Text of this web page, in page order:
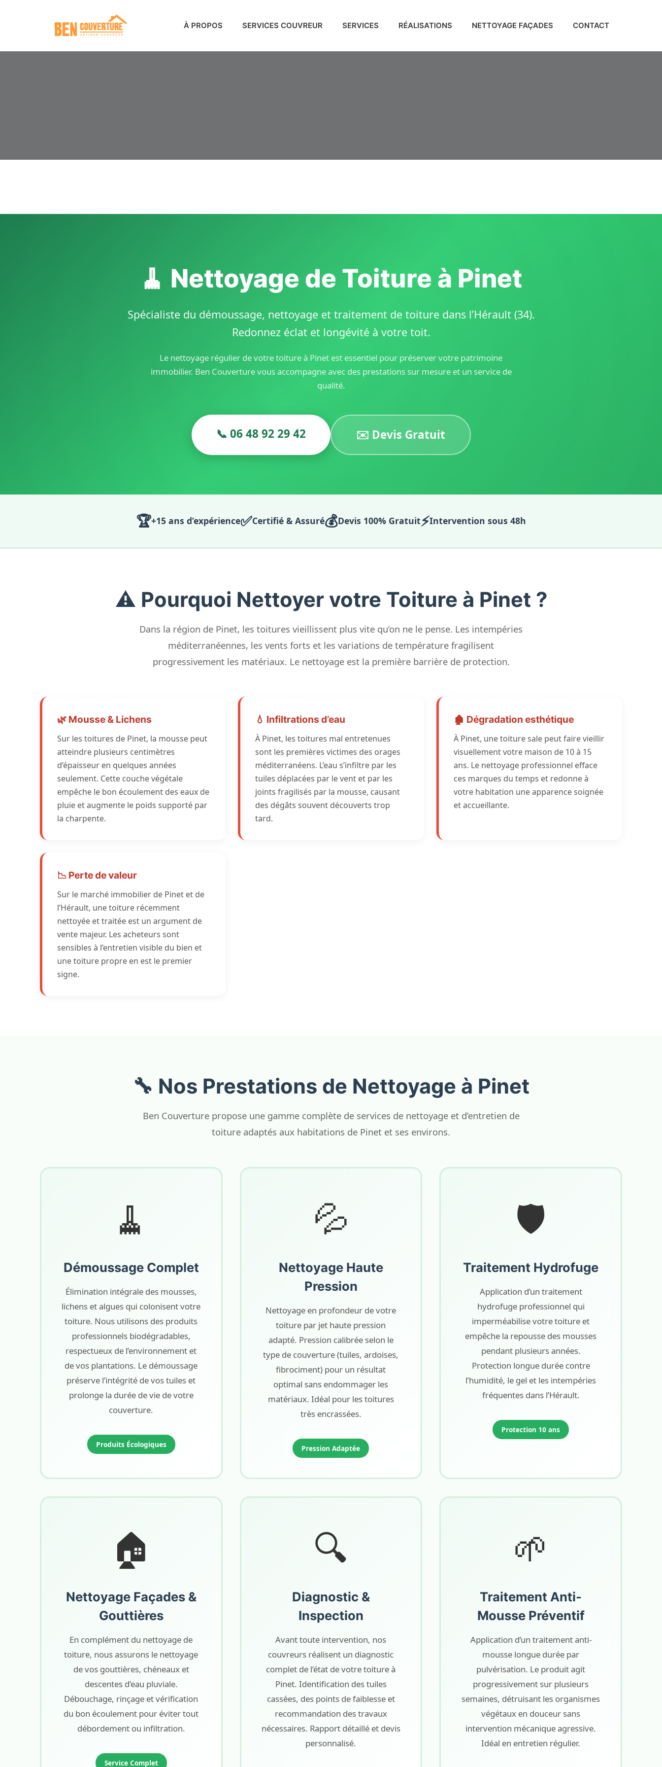
À PROPOS SERVICES COUVREUR SERVICES RÉALISATIONS NETTOYAGE FAÇADES CONTACT
🧹 Nettoyage de Toiture à Pinet
Spécialiste du démoussage, nettoyage et traitement de toiture dans l’Hérault (34).
Redonnez éclat et longévité à votre toit.
Le nettoyage régulier de votre toiture à Pinet est essentiel pour préserver votre patrimoine
immobilier. Ben Couverture vous accompagne avec des prestations sur mesure et un service de
qualité.
📞 06 48 92 29 42 ✉️ Devis Gratuit
🏆+15 ans d’expérience✅Certifié & Assuré💰Devis 100% Gratuit⚡Intervention sous 48h
⚠️ Pourquoi Nettoyer votre Toiture à Pinet ?
Dans la région de Pinet, les toitures vieillissent plus vite qu’on ne le pense. Les intempéries
méditerranéennes, les vents forts et les variations de température fragilisent
progressivement les matériaux. Le nettoyage est la première barrière de protection.
🌿 Mousse & Lichens
Sur les toitures de Pinet, la mousse peut
atteindre plusieurs centimètres
d’épaisseur en quelques années
seulement. Cette couche végétale
empêche le bon écoulement des eaux de
pluie et augmente le poids supporté par
la charpente.
💧 Infiltrations d’eau
À Pinet, les toitures mal entretenues
sont les premières victimes des orages
méditerranéens. L’eau s’infiltre par les
tuiles déplacées par le vent et par les
joints fragilisés par la mousse, causant
des dégâts souvent découverts trop
tard.
🏚️ Dégradation esthétique
À Pinet, une toiture sale peut faire vieillir
visuellement votre maison de 10 à 15
ans. Le nettoyage professionnel efface
ces marques du temps et redonne à
votre habitation une apparence soignée
et accueillante.
📉 Perte de valeur
Sur le marché immobilier de Pinet et de
l’Hérault, une toiture récemment
nettoyée et traitée est un argument de
vente majeur. Les acheteurs sont
sensibles à l’entretien visible du bien et
une toiture propre en est le premier
signe.
🔧 Nos Prestations de Nettoyage à Pinet
Ben Couverture propose une gamme complète de services de nettoyage et d’entretien de
toiture adaptés aux habitations de Pinet et ses environs.
🧹
Démoussage Complet
Élimination intégrale des mousses,
lichens et algues qui colonisent votre
toiture. Nous utilisons des produits
professionnels biodégradables,
respectueux de l’environnement et
de vos plantations. Le démoussage
préserve l’intégrité de vos tuiles et
prolonge la durée de vie de votre
couverture.
Produits Écologiques
💦
Nettoyage Haute
Pression
Nettoyage en profondeur de votre
toiture par jet haute pression
adapté. Pression calibrée selon le
type de couverture (tuiles, ardoises,
fibrociment) pour un résultat
optimal sans endommager les
matériaux. Idéal pour les toitures
très encrassées.
Pression Adaptée
🛡️
Traitement Hydrofuge
Application d’un traitement
hydrofuge professionnel qui
imperméabilise votre toiture et
empêche la repousse des mousses
pendant plusieurs années.
Protection longue durée contre
l’humidité, le gel et les intempéries
fréquentes dans l’Hérault.
Protection 10 ans
🏠
Nettoyage Façades &
Gouttières
En complément du nettoyage de
toiture, nous assurons le nettoyage
de vos gouttières, chéneaux et
descentes d’eau pluviale.
Débouchage, rinçage et vérification
du bon écoulement pour éviter tout
débordement ou infiltration.
Service Complet
🔍
Diagnostic &
Inspection
Avant toute intervention, nos
couvreurs réalisent un diagnostic
complet de l’état de votre toiture à
Pinet. Identification des tuiles
cassées, des points de faiblesse et
recommandation des travaux
nécessaires. Rapport détaillé et devis
personnalisé.
🌱
Traitement Anti-
Mousse Préventif
Application d’un traitement anti-
mousse longue durée par
pulvérisation. Le produit agit
progressivement sur plusieurs
semaines, détruisant les organismes
végétaux en douceur sans
intervention mécanique agressive.
Idéal en entretien régulier.